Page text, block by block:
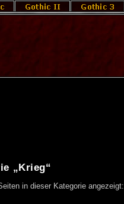
„Krieg“
in dieser Kategorie angezeigt: